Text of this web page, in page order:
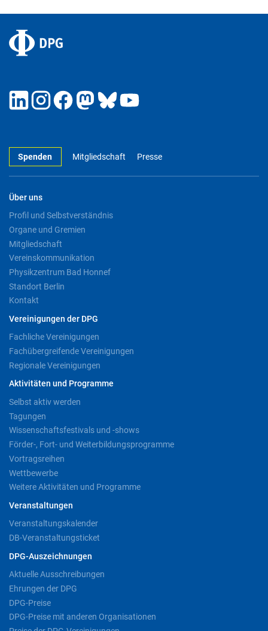
Spenden Mitgliedschaft Presse
Über uns
Profil und Selbstverständnis
Organe und Gremien
Mitgliedschaft
Vereinskommunikation
Physikzentrum Bad Honnef
Standort Berlin
Kontakt
Vereinigungen der DPG
Fachliche Vereinigungen
Fachübergreifende Vereinigungen
Regionale Vereinigungen
Aktivitäten und Programme
Selbst aktiv werden
Tagungen
Wissenschaftsfestivals und -shows
Förder-, Fort- und Weiterbildungsprogramme
Vortragsreihen
Wettbewerbe
Weitere Aktivitäten und Programme
Veranstaltungen
Veranstaltungskalender
DB-Veranstaltungsticket
DPG-Auszeichnungen
Aktuelle Ausschreibungen
Ehrungen der DPG
DPG-Preise
DPG-Preise mit anderen Organisationen